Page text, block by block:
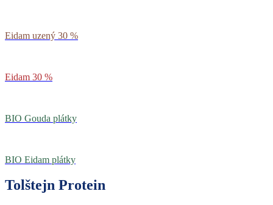
Eidam uzený 30 %
Eidam 30 %
BIO Gouda plátky
BIO Eidam plátky
Tolštejn Protein